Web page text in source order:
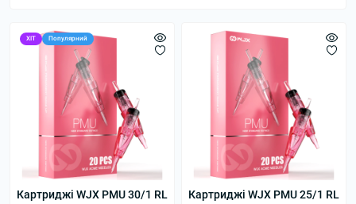
ХІТ Популярний
Картриджі WJX PMU 30/1 RL Картриджі WJX PMU 25/1 RL